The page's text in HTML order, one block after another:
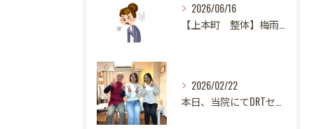
2026/06/16
【上本町 整体】梅雨になると体調が悪くなる方へ
2026/02/22
本日、当院にてDRTセミナーを開催いたしました。